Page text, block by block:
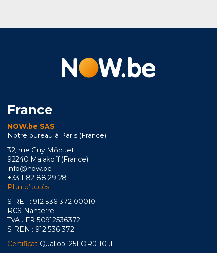
France
NOW.be SAS
Notre bureau à Paris (France)
32, rue Guy Môquet
92240 Malakoff (France)
info@now.be
+33 1 82 88 29 28
Plan d’accès
SIRET : 912 536 372 00010
RCS Nanterre
TVA : FR 50912536372
SIREN : 912 536 372
Certificat Qualiopi 25FOR01101.1